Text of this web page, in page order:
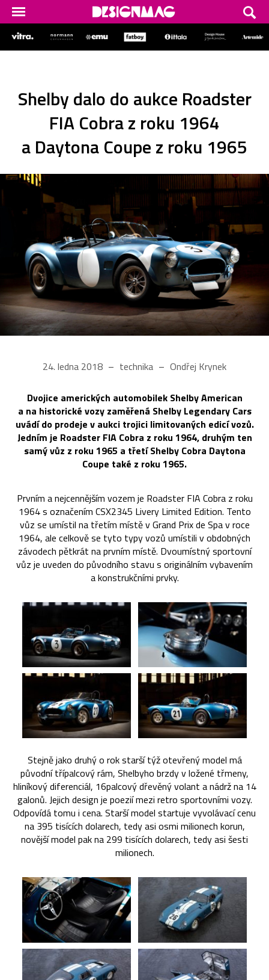
Shelby dalo do aukce Roadster
FIA Cobra z roku 1964
a Daytona Coupe z roku 1965
24. ledna 2018 technika Ondřej Krynek
Dvojice amerických automobilek Shelby American
a na historické vozy zaměřená Shelby Legendary Cars
uvádí do prodeje v aukci trojici limitovaných edicí vozů.
Jedním je Roadster FIA Cobra z roku 1964, druhým ten
samý vůz z roku 1965 a třetí Shelby Cobra Daytona
Coupe také z roku 1965.
Prvním a nejcennějším vozem je Roadster FIA Cobra z roku
1964 s označením CSX2345 Livery Limited Edition. Tento
vůz se umístil na třetím místě v Grand Prix de Spa v roce
1964, ale celkově se tyto typy vozů umístili v obdobných
závodech pětkrát na prvním místě. Dvoumístný sportovní
vůz je uveden do původního stavu s originálním vybavením
a konstrukčními prvky.
Stejně jako druhý o rok starší týž otevřený model má
původní třípalcový rám, Shelbyho brzdy v ložené třmeny,
hliníkový diferenciál, 16palcový dřevěný volant a nádrž na 14
galonů. Jejich design je poezií mezi retro sportovními vozy.
Odpovídá tomu i cena. Starší model startuje vyvolávací cenu
na 395 tisících dolarech, tedy asi osmi milionech korun,
novější model pak na 299 tisících dolarech, tedy asi šesti
milionech.